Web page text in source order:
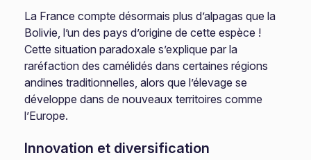
La France compte désormais plus d’alpagas que la
Bolivie, l’un des pays d’origine de cette espèce !
Cette situation paradoxale s’explique par la
raréfaction des camélidés dans certaines régions
andines traditionnelles, alors que l’élevage se
développe dans de nouveaux territoires comme
l’Europe.
Innovation et diversification